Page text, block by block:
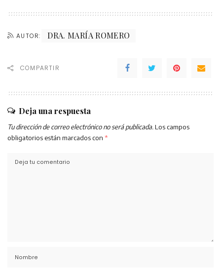
AUTOR: DRA. MARÍA ROMERO
COMPARTIR
Deja una respuesta
Tu dirección de correo electrónico no será publicada. Los campos
obligatorios están marcados con *